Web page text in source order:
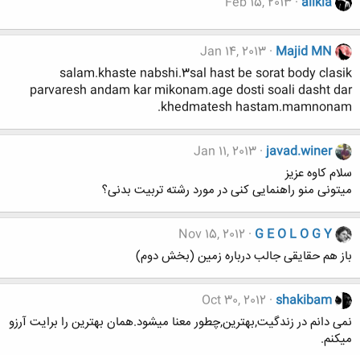
Majid MN
Jan 14, 2013
salam.khaste nabshi.3sal hast be sorat body clasik
parvaresh andam kar mikonam.age dosti soali dasht dar
khedmatesh hastam.mamnonam.
javad.winer
Jan 11, 2013
سلام کاوه عزیز
میتونی منو راهنمایی کنی در مورد رشته تربیت بدنی؟
G E O L O G Y
Nov 15, 2012
باز هم حقایقی جالب درباره زمین (بخش دوم)
shakibam
Oct 30, 2012
نمی دانم در زندگیت,بهترین,چطور معنا میشود.همان بهترین را برایت آرزو
میکنم.